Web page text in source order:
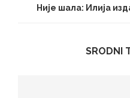
Није шала: Илија
SRODNI